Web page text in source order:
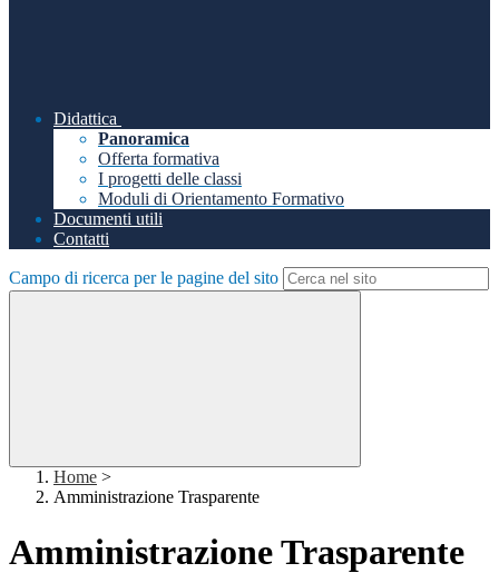
Didattica
Panoramica
Offerta formativa
I progetti delle classi
Moduli di Orientamento Formativo
Documenti utili
Contatti
Campo di ricerca per le pagine del sito
Home >
Amministrazione Trasparente
Amministrazione Trasparente